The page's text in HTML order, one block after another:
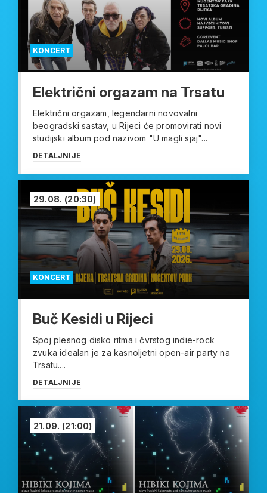
KONCERT
Električni orgazam na Trsatu
Električni orgazam, legendarni novovalni
beogradski sastav, u Rijeci će promovirati novi
studijski album pod nazivom "U magli sjaj"...
DETALJNIJE
KONCERT
29.08. (20:30)
Buč Kesidi u Rijeci
Spoj plesnog disko ritma i čvrstog indie-rock
zvuka idealan je za kasnoljetni open-air party na
Trsatu....
DETALJNIJE
21.09. (21:00)